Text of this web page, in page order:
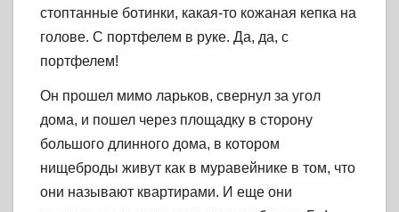
стоптанные ботинки, какая-то кожаная кепка на
голове. С портфелем в руке. Да, да, с
портфелем!
Он прошел мимо ларьков, свернул за угол
дома, и пошел через площадку в сторону
большого длинного дома, в котором
нищеброды живут как в муравейнике в том, что
они называют квартирами. И еще они